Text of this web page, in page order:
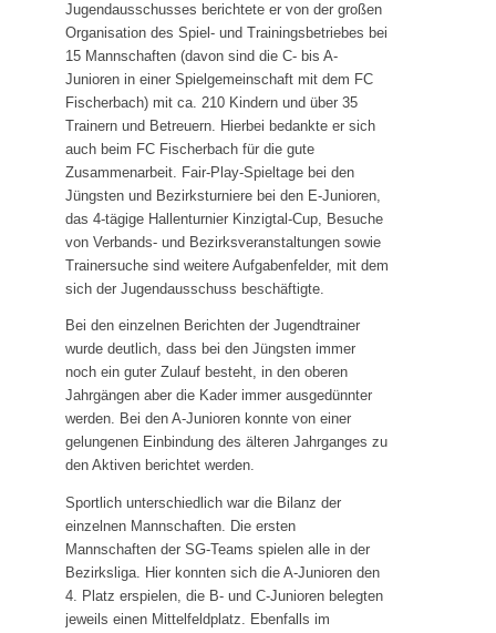
Mitgliedschaft
Satzung
SVH Jugendkonzept
Abteilungen
Aktive
Jugend
Alte Herren
Badminton
Laufgruppe
SVH Reisegruppe
Projekte
Stadionsanierung 2020
Kunstrasen 2010
Events
Jugendausschusses berichtete er von der großen
Organisation des Spiel- und Trainingsbetriebes bei
15 Mannschaften (davon sind die C- bis A-
Junioren in einer Spielgemeinschaft mit dem FC
Fischerbach) mit ca. 210 Kindern und über 35
Trainern und Betreuern. Hierbei bedankte er sich
auch beim FC Fischerbach für die gute
Zusammenarbeit. Fair-Play-Spieltage bei den
Jüngsten und Bezirksturniere bei den E-Junioren,
das 4-tägige Hallenturnier Kinzigtal-Cup, Besuche
von Verbands- und Bezirksveranstaltungen sowie
Trainersuche sind weitere Aufgabenfelder, mit dem
sich der Jugendausschuss beschäftigte.
Bei den einzelnen Berichten der Jugendtrainer
wurde deutlich, dass bei den Jüngsten immer
noch ein guter Zulauf besteht, in den oberen
Jahrgängen aber die Kader immer ausgedünnter
werden. Bei den A-Junioren konnte von einer
gelungenen Einbindung des älteren Jahrganges zu
den Aktiven berichtet werden.
Sportlich unterschiedlich war die Bilanz der
einzelnen Mannschaften. Die ersten
Mannschaften der SG-Teams spielen alle in der
Bezirksliga. Hier konnten sich die A-Junioren den
4. Platz erspielen, die B- und C-Junioren belegten
jeweils einen Mittelfeldplatz. Ebenfalls im